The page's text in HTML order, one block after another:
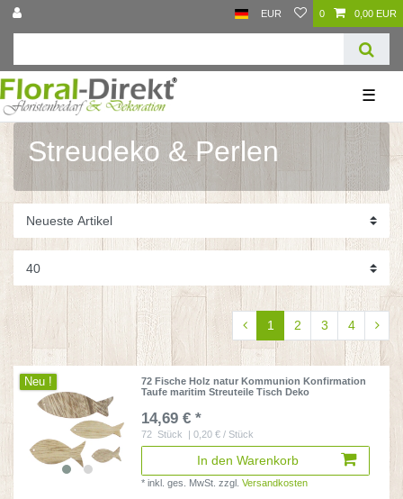
EUR 0 0,00 EUR
☰
Streudeko & Perlen
1 2 3 4
Neu !
72 Fische Holz natur Kommunion Konfirmation
Taufe maritim Streuteile Tisch Deko
14,69 € *
72 Stück | 0,20 € / Stück
In den Warenkorb
*inkl. ges. MwSt. zzgl.Versandkosten